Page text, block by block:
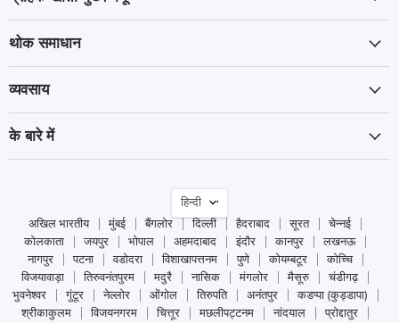
थोक समाधान
व्यवसाय
के बारे में
भाषा
हिन्दी
अखिल भारतीय
मुंबई बैंगलोर दिल्ली हैदराबाद सूरत
चेन्नई
कोलकाता
जयपुर भोपाल अहमदाबाद इंदौर कानपुर
लखनऊ
नागपुर
पटना वडोदरा विशाखापत्तनम पुणे कोयम्बटूर
कोच्चि
विजयावाड़ा
तिरुवनंतपुरम मदुरै नासिक मंगलोर मैसूरु
चंडीगढ़
भुवनेश्वर
गुंटूर नेल्लोर ओंगोल तिरुपति अनंतपुर
कडप्पा (कुड्डापा)
श्रीकाकुलम
विजयनगरम चित्तूर मछलीपट्टनम नांदयाल प्रोद्दातुर